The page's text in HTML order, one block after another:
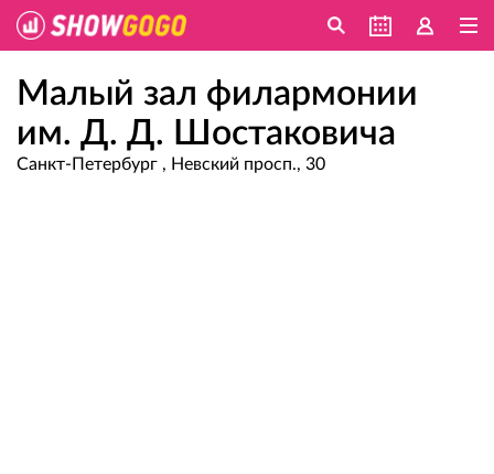
Малый зал филармонии
им. Д. Д. Шостаковича
Санкт-Петербург , Невский просп., 30